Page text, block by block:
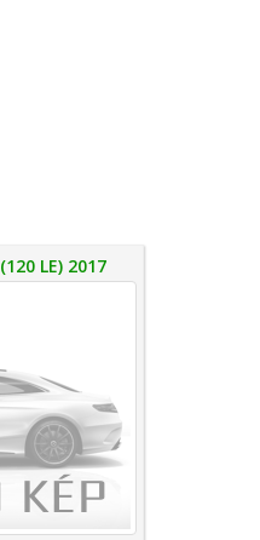
(120 LE) 2017